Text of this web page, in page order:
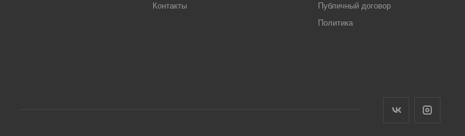
Контакты
Публичный договор
Политика